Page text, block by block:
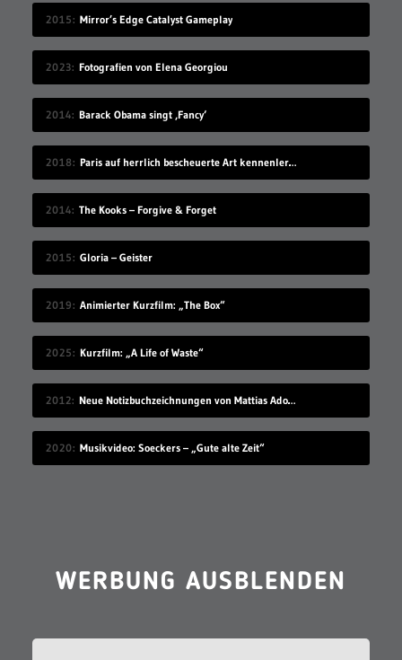
2015 Mirror’s Edge Catalyst Gameplay
2023 Fotografien von Elena Georgiou
2014 Barack Obama singt ‚Fancy‘
2018 Paris auf herrlich bescheuerte Art kennenlernen
2014 The Kooks – Forgive & Forget
2015 Gloria – Geister
2019 Animierter Kurzfilm: „The Box“
2025 Kurzfilm: „A Life of Waste“
2012 Neue Notizbuchzeichnungen von Mattias Adolfsson
2020 Musikvideo: Soeckers – „Gute alte Zeit“
WERBUNG AUSBLENDEN